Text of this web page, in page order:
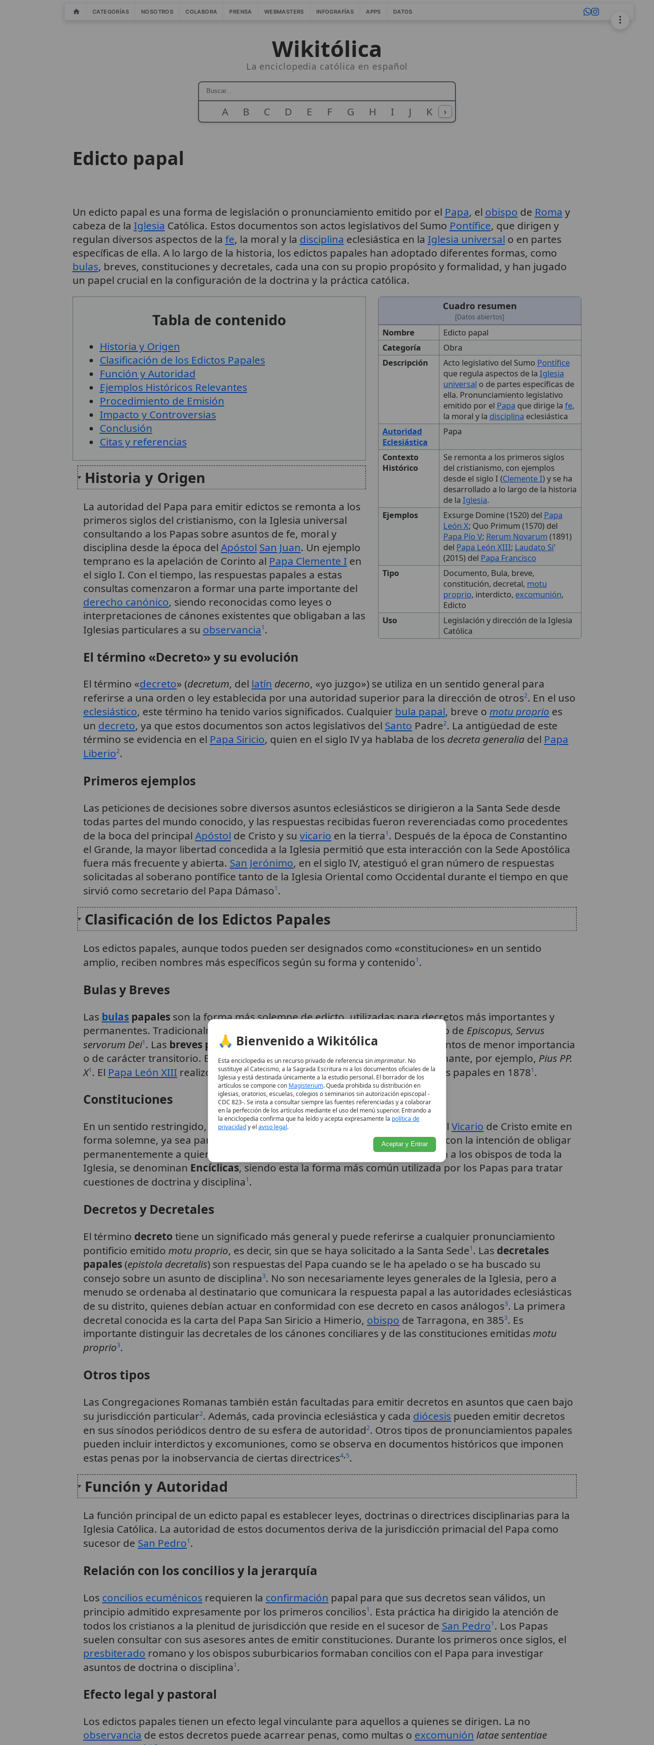
CATEGORÍAS NOSOTROS COLABORA PRENSA WEBMASTERS INFOGRAFÍAS APPS DATOS
Wikitólica
La enciclopedia católica en español
A B C D E F G H I J K L
›
Edicto papal
Un edicto papal es una forma de legislación o pronunciamiento emitido por el Papa, el obispo de Roma y
cabeza de la Iglesia Católica. Estos documentos son actos legislativos del Sumo Pontífice, que dirigen y
regulan diversos aspectos de la fe, la moral y la disciplina eclesiástica en la Iglesia universal o en partes
específicas de ella. A lo largo de la historia, los edictos papales han adoptado diferentes formas, como
bulas, breves, constituciones y decretales, cada una con su propio propósito y formalidad, y han jugado
un papel crucial en la configuración de la doctrina y la práctica católica.
Cuadro resumen
[Datos abiertos]
Nombre
Edicto papal
Categoría
Obra
Descripción
Acto legislativo del Sumo Pontífice
que regula aspectos de la Iglesia
universal o de partes específicas de
ella. Pronunciamiento legislativo
emitido por el Papa que dirige la fe,
la moral y la disciplina eclesiástica
Autoridad
Eclesiástica
Papa
Contexto
Histórico
Se remonta a los primeros siglos
del cristianismo, con ejemplos
desde el siglo I (Clemente I) y se ha
desarrollado a lo largo de la historia
de la Iglesia.
Ejemplos
Exsurge Domine (1520) del Papa
León X; Quo Primum (1570) del
Papa Pío V; Rerum Novarum (1891)
del Papa León XIII; Laudato Si'
(2015) del Papa Francisco
Tipo
Documento, Bula, breve,
constitución, decretal, motu
proprio, interdicto, excomunión,
Edicto
Uso
Legislación y dirección de la Iglesia
Católica
Tabla de contenido
Historia y Origen
Clasificación de los Edictos Papales
Función y Autoridad
Ejemplos Históricos Relevantes
Procedimiento de Emisión
Impacto y Controversias
Conclusión
Citas y referencias
Historia y Origen
La autoridad del Papa para emitir edictos se remonta a los
primeros siglos del cristianismo, con la Iglesia universal
consultando a los Papas sobre asuntos de fe, moral y
disciplina desde la época del Apóstol San Juan. Un ejemplo
temprano es la apelación de Corinto al Papa Clemente Ien
el siglo I. Con el tiempo, las respuestas papales a estas
consultas comenzaron a formar una parte importante del
derecho canónico, siendo reconocidas como leyes o
interpretaciones de cánones existentes que obligaban a las
Iglesias particulares a su observancia1.
El término «Decreto» y su evolución
El término «decreto» (decretum, del latín decerno, «yo juzgo») se utiliza en un sentido general para
referirse a una orden o ley establecida por una autoridad superior para la dirección de otros2. En el uso
eclesiástico, este término ha tenido varios significados. Cualquier bula papal, breve o motu proprio es
un decreto, ya que estos documentos son actos legislativos del Santo Padre2. La antigüedad de este
término se evidencia en el Papa Siricio, quien en el siglo IV ya hablaba de los decreta generaliadel Papa
Liberio2.
Primeros ejemplos
Las peticiones de decisiones sobre diversos asuntos eclesiásticos se dirigieron a la Santa Sede desde
todas partes del mundo conocido, y las respuestas recibidas fueron reverenciadas como procedentes
de la boca del principal Apóstol de Cristo y su vicario en la tierra1. Después de la época de Constantino
el Grande, la mayor libertad concedida a la Iglesia permitió que esta interacción con la Sede Apostólica
fuera más frecuente y abierta. San Jerónimo, en el siglo IV, atestiguó el gran número de respuestas
solicitadas al soberano pontífice tanto de la Iglesia Oriental como Occidental durante el tiempo en que
sirvió como secretario del Papa Dámaso1.
Clasificación de los Edictos Papales
Los edictos papales, aunque todos pueden ser designados como «constituciones» en un sentido
amplio, reciben nombres más específicos según su forma y contenido1.
Bulas y Breves
Las bulaspapalesson la forma más solemne de edicto, utilizadas para decretos más importantes y
permanentes. Tradicionalmente, comienzan con el nombre del Papa seguido de Episcopus, Servus
servorum Dei1. Las breves papalesson menos formales y se utilizan para asuntos de menor importancia
o de carácter transitorio. Están encabezadas por el nombre del pontífice reinante, por ejemplo, Pius PP.
X1. El Papa León XIIIrealizó algunos cambios en la forma exterior de las bulas papales en 18781.
Constituciones
En un sentido restringido, unaconstitución papal denota un estatuto que el Vicario de Cristo emite en
forma solemne, ya sea para todo el mundo cristiano o para una parte de él, con la intención de obligar
permanentemente a quienes se dirige
. Cuando las cartas papales se dirigen a los obispos de toda la
Iglesia, se denominan Encíclicas, siendo esta la forma más común utilizada por los Papas para tratar
cuestiones de doctrina y disciplina1.
Decretos y Decretales
El término decreto tiene un significado más general y puede referirse a cualquier pronunciamiento
pontificio emitido motu proprio, es decir, sin que se haya solicitado a la Santa Sede1. Las decretales
papales(epistola decretalis) son respuestas del Papa cuando se le ha apelado o se ha buscado su
consejo sobre un asunto de disciplina3. No son necesariamente leyes generales de la Iglesia, pero a
menudo se ordenaba al destinatario que comunicara la respuesta papal a las autoridades eclesiásticas
de su distrito, quienes debían actuar en conformidad con ese decreto en casos análogos3. La primera
decretal conocida es la carta del Papa San Siricio a Himerio, obispo de Tarragona, en 3853. Es
importante distinguir las decretales de los cánones conciliares y de las constituciones emitidas motu
proprio3.
Otros tipos
Las Congregaciones Romanas también están facultadas para emitir decretos en asuntos que caen bajo
su jurisdicción particular2. Además, cada provincia eclesiástica y cada diócesis pueden emitir decretos
en sus sínodos periódicos dentro de su esfera de autoridad2. Otros tipos de pronunciamientos papales
pueden incluir interdictos y excomuniones, como se observa en documentos históricos que imponen
estas penas por la inobservancia de ciertas directrices4,5.
Función y Autoridad
La función principal de un edicto papal es establecer leyes, doctrinas o directrices disciplinarias para la
Iglesia Católica. La autoridad de estos documentos deriva de la jurisdicción primacial del Papa como
sucesor de San Pedro1.
Relación con los concilios y la jerarquía
Los concilios ecuménicos requieren la confirmación papal para que sus decretos sean válidos, un
principio admitido expresamente por los primeros concilios1. Esta práctica ha dirigido la atención de
todos los cristianos a la plenitud de jurisdicción que reside en el sucesor de San Pedro1. Los Papas
suelen consultar con sus asesores antes de emitir constituciones. Durante los primeros once siglos, el
presbiterado romano y los obispos suburbicarios formaban concilios con el Papa para investigar
asuntos de doctrina o disciplina1.
Efecto legal y pastoral
Los edictos papales tienen un efecto legal vinculante para aquellos a quienes se dirigen. La no
observancia de estos decretos puede acarrear penas, como multas o excomunión latae sententiae
🙏 Bienvenido a Wikitólica
Esta enciclopedia es un recurso privado de referencia sinimprimatur. No
sustituye al Catecismo, a la Sagrada Escritura ni a los documentos oficiales de la
Iglesia y está destinada únicamente a la estudio personal. El borrador de los
artículos se compone con Magisterium. Queda prohibida su distribución en
iglesias, oratorios, escuelas, colegios o seminarios sin autorización episcopal -
CDC 823-. Se insta a consultar siempre las fuentes referenciadas y a colaborar
en la perfección de los artículos mediante el uso del menú superior. Entrando a
la enciclopedia confirma que ha leído y acepta expresamente la política de
privacidady el aviso legal.
Aceptar y Entrar